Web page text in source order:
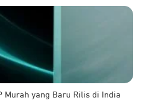
Murah yang Baru Rilis di India